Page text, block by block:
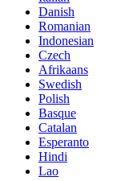
Danish
Romanian
Indonesian
Czech
Afrikaans
Swedish
Polish
Basque
Catalan
Esperanto
Hindi
Lao